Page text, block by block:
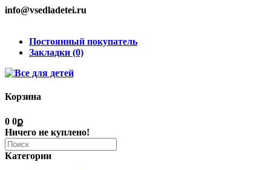
info@vsedladetei.ru
Постоянный покупатель
Закладки (0)
Корзина
0 0ք
Ничего не куплено!
Категории